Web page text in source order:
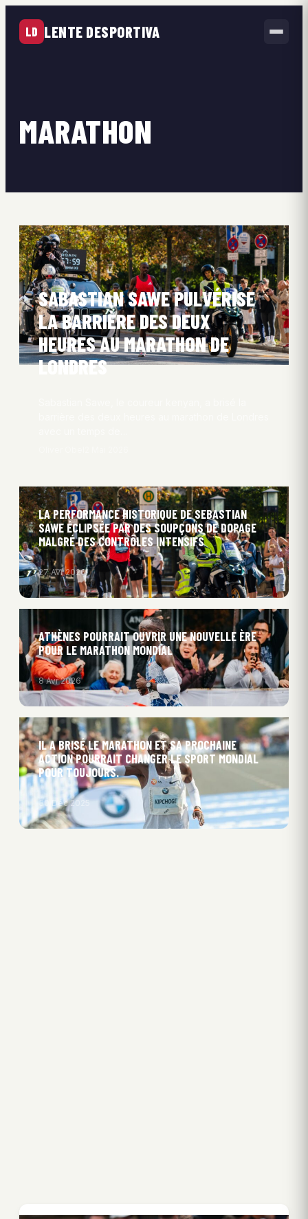
LD LENTE DESPORTIVA
MARATHON
SABASTIAN SAWE PULVÉRISE
LA BARRIÈRE DES DEUX
HEURES AU MARATHON DE
LONDRES
LA PERFORMANCE HISTORIQUE DE SEBASTIAN
SAWE ÉCLIPSÉE PAR DES SOUPÇONS DE DOPAGE
MALGRÉ DES CONTRÔLES INTENSIFS
27 Avr 2026
ATHÈNES POURRAIT OUVRIR UNE NOUVELLE ÈRE
POUR LE MARATHON MONDIAL
8 Avr 2026
IL A BRISÉ LE MARATHON ET SA PROCHAINE
ACTION POURRAIT CHANGER LE SPORT MONDIAL
POUR TOUJOURS.
30 Déc 2025